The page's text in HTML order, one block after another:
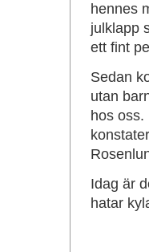
hennes
julklapp
ett fint
Sedan
utan
hos
Idag är
hatar